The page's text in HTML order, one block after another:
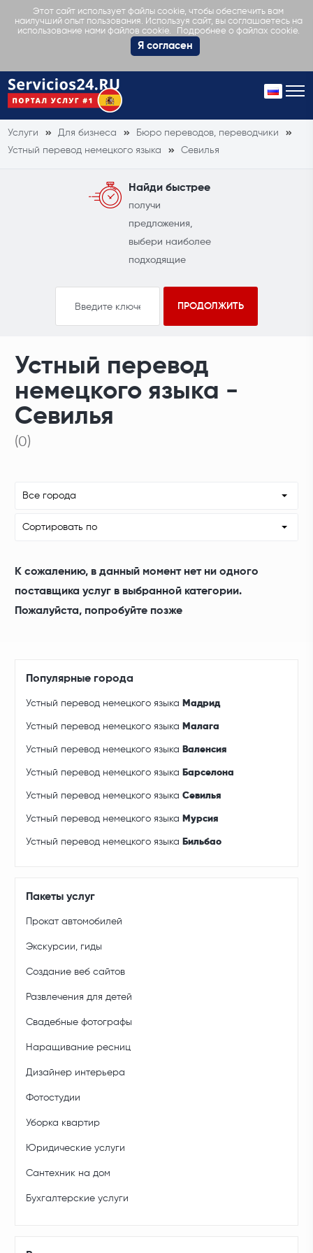
Этот сайт использует файлы cookie, чтобы обеспечить вам
наилучший опыт пользования. Используя сайт, вы соглашаетесь на
использование нами файлов cookie.
Подробнее о файлах cookie.
Я согласен
Услуги Для бизнеса
Бюро переводов, переводчики
Устный перевод немецкого языка
Севилья
Найди быстрее
получи
предложения,
выбери наиболее
подходящие
Устный перевод
немецкого языка -
Севилья
(0)
Все города
Сортировать по
К сожалению, в данный момент нет ни одного
поставщика услуг в выбранной категории.
Пожалуйста, попробуйте позже
Популярные города
Устный перевод немецкого языка Мадрид
Устный перевод немецкого языка Малага
Устный перевод немецкого языка Валенсия
Устный перевод немецкого языка Барселона
Устный перевод немецкого языкаСевилья
Устный перевод немецкого языка Мурсия
Устный перевод немецкого языка Бильбао
Пакеты услуг
Прокат автомобилей
Экскурсии, гиды
Создание веб сайтов
Развлечения для детей
Свадебные фотографы
Наращивание ресниц
Дизайнер интерьера
Фотостудии
Уборка квартир
Юридические услуги
Сантехник на дом
Бухгалтерские услуги